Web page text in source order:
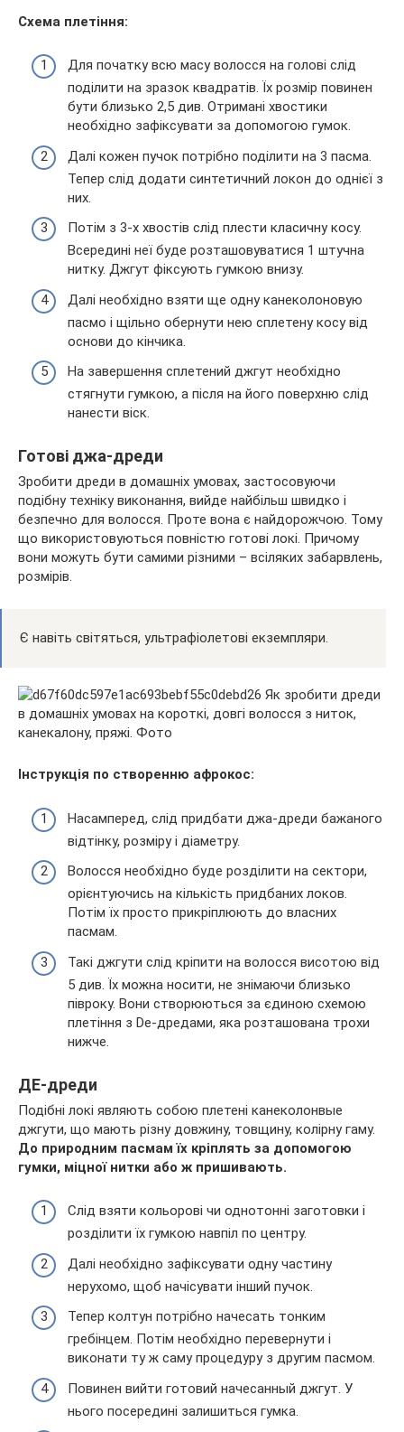
Схема плетіння:
Для початку всю масу волосся на голові слід
поділити на зразок квадратів. Їх розмір повинен
бути близько 2,5 див. Отримані хвостики
необхідно зафіксувати за допомогою гумок.
Далі кожен пучок потрібно поділити на 3 пасма.
Тепер слід додати синтетичний локон до однієї з
них.
Потім з 3-х хвостів слід плести класичну косу.
Всередині неї буде розташовуватися 1 штучна
нитку. Джгут фіксують гумкою внизу.
Далі необхідно взяти ще одну канеколоновую
пасмо і щільно обернути нею сплетену косу від
основи до кінчика.
На завершення сплетений джгут необхідно
стягнути гумкою, а після на його поверхню слід
нанести віск.
Готові джа-дреди
Зробити дреди в домашніх умовах, застосовуючи
подібну техніку виконання, вийде найбільш швидко і
безпечно для волосся. Проте вона є найдорожчою. Тому
що використовуються повністю готові локі. Причому
вони можуть бути самими різними – всіляких забарвлень,
розмірів.
Є навіть світяться, ультрафіолетові екземпляри.
Інструкція по створенню афрокос:
Насамперед, слід придбати джа-дреди бажаного
відтінку, розміру і діаметру.
Волосся необхідно буде розділити на сектори,
орієнтуючись на кількість придбаних локов.
Потім їх просто прикріплюють до власних
пасмам.
Такі джгути слід кріпити на волосся висотою від
5 див. Їх можна носити, не знімаючи близько
півроку. Вони створюються за єдиною схемою
плетіння з De-дредами, яка розташована трохи
нижче.
ДЕ-дреди
Подібні локі являють собою плетені канеколонвые
джгути, що мають різну довжину, товщину, колірну гаму.
До природним пасмам їх кріплять за допомогою
гумки, міцної нитки або ж пришивають.
Слід взяти кольорові чи однотонні заготовки і
розділити їх гумкою навпіл по центру.
Далі необхідно зафіксувати одну частину
нерухомо, щоб начісувати інший пучок.
Тепер колтун потрібно начесать тонким
гребінцем. Потім необхідно перевернути і
виконати ту ж саму процедуру з другим пасмом.
Повинен вийти готовий начесанный джгут. У
нього посередині залишиться гумка.